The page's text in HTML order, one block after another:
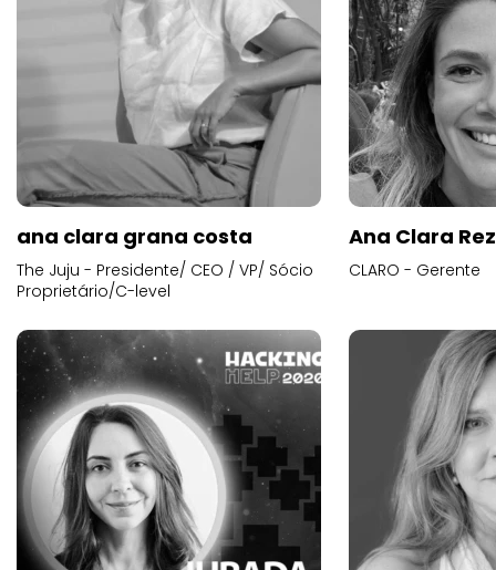
ana clara grana costa
The Juju - Presidente/ CEO / VP/ Sócio
Proprietário/C-level
Ana Clara
CLARO - Gerente